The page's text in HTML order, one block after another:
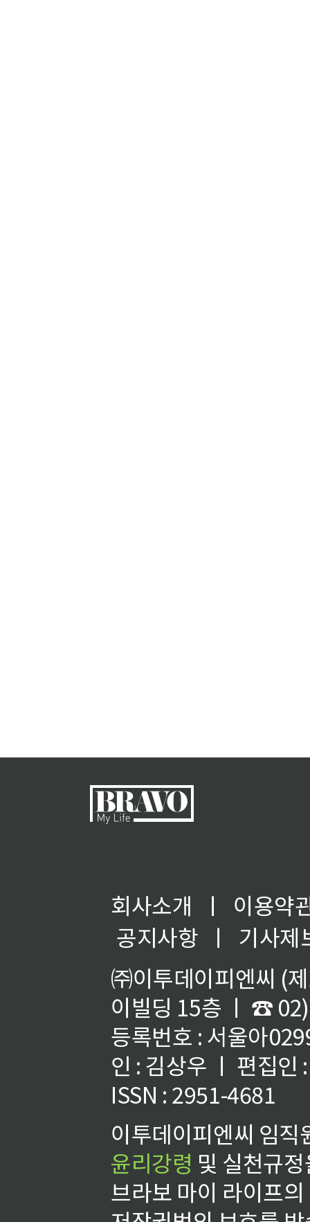
회사소개 ㅣ
이용약
공지사항
ㅣ
기사제
㈜이투데이피엔씨 (
이빌딩 15층 ㅣ ☎
등록번호 : 서울아
인 : 김상우 ㅣ 편집인
ISSN : 2951-4681
이투데이피엔씨 임
윤리강령 및 실천규
브라보 마이 라이프